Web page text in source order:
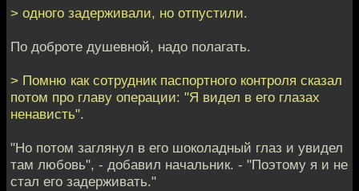
> одного задерживали, но отпустили.
По доброте душевной, надо полагать.
> Помню как сотрудник паспортного контроля сказал
потом про главу операции: "Я видел в его глазах
ненависть".
"Но потом заглянул в его шоколадный глаз и увидел
там любовь", - добавил начальник. - "Поэтому я и не
стал его задерживать."